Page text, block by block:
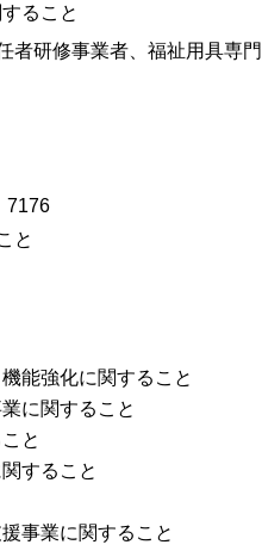
ること
者研修事業者、 福祉用具専
7176
と
能強化に関すること
に関すること
と
すること
事業に関すること